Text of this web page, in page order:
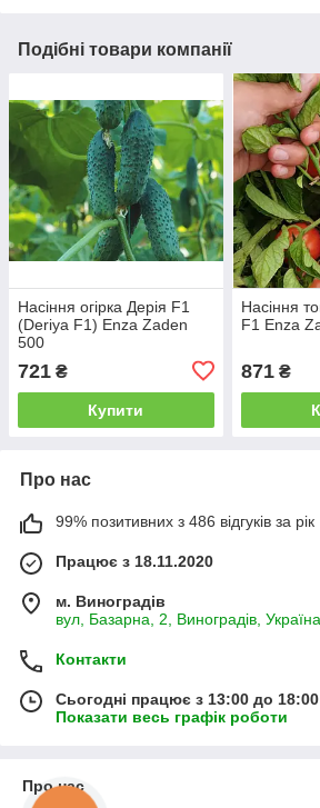
Подібні товари компанії
Насіння огірка Дерія F1
(Deriya F1) Enza Zaden
500
721 ₴
Купити
Насіння
F1 Enza
871₴
Про нас
99% позитивних з 486 відгуків за рік
Працює з 18.11.2020
м. Виноградів
вул, Базарна, 2, Виноградів, Україна
Контакти
Сьогодні працює з 13:00 до 18:00
Показати весь графік роботи
Про нас